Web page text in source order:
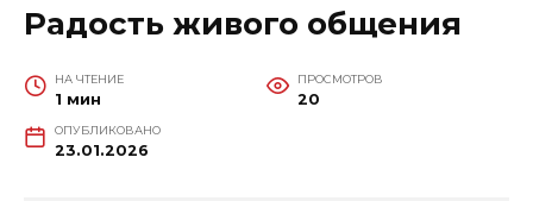
Радость живого общения
НА ЧТЕНИЕ
1 мин
ПРОСМОТРОВ
20
ОПУБЛИКОВАНО
23.01.2026